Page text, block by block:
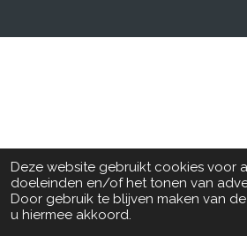
Deze website gebruikt cookies voor
doeleinden en/of het tonen van
Door gebruik te blijven maken van
u hiermee akkoord.